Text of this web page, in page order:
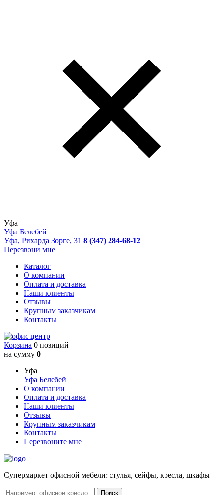
Уфа
Уфа Белебей
Уфа, Рихарда Зорге, 31 8 (347) 284-68-12
Перезвони мне
Каталог
О компании
Оплата и доставка
Наши клиенты
Отзывы
Крупным заказчикам
Контакты
Корзина 0 позиций
на сумму 0
Уфа
Уфа Белебей
О компании
Оплата и доставка
Наши клиенты
Отзывы
Крупным заказчикам
Контакты
Перезвоните мне
Cупермаркет офисной мебели: стулья, сейфы, кресла, шкафы